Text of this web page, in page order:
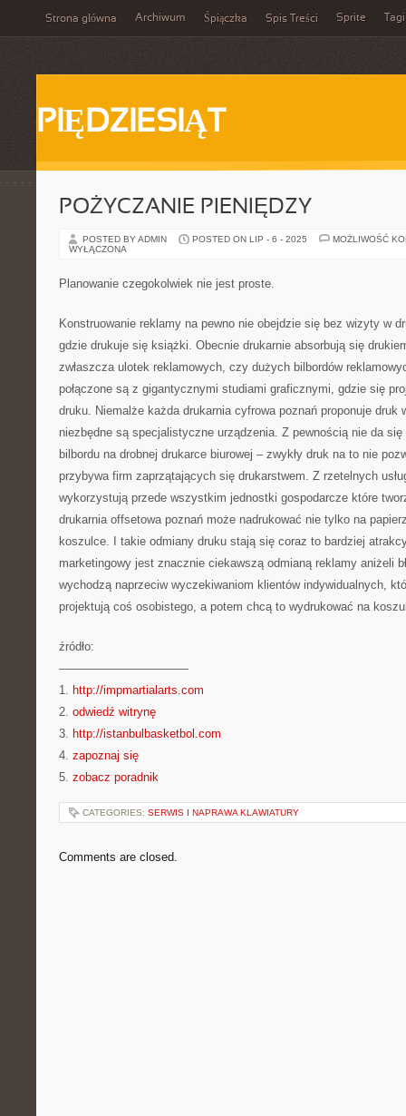
Strona główna Archiwum Śpiączka Spis Treści Sprite Tagi
PIĘDZIESIĄT
POŻYCZANIE PIENIĘDZY
POSTED BY ADMIN POSTED ON LIP - 6 - 2025
MOŻLIWOŚĆ
WYŁĄCZONA
Planowanie czegokolwiek nie jest proste.
Konstruowanie reklamy na pewno nie obejdzie się bez wizyty w
gdzie drukuje się książki. Obecnie drukarnie absorbują się
zwłaszcza ulotek reklamowych, czy dużych bilbordów
połączone są z gigantycznymi studiami graficznymi, gdzie się
druku. Niemalże każda drukarnia cyfrowa poznań proponuje druk
niezbędne są specjalistyczne urządzenia. Z pewnością nie da się
bilbordu na drobnej drukarce biurowej – zwykły druk na to nie
przybywa firm zaprzątających się drukarstwem. Z rzetelnych
wykorzystują przede wszystkim jednostki gospodarcze które
drukarnia offsetowa poznań może nadrukować nie tylko na
koszulce. I takie odmiany druku stają się coraz to bardziej
marketingowy jest znacznie ciekawszą odmianą reklamy aniżeli
wychodzą naprzeciw wyczekiwaniom klientów indywidualnych,
projektują coś osobistego, a potem chcą to wydrukować na
źródło:
———————————
1. http://impmartialarts.com
2. odwiedź witrynę
3. http://istanbulbasketbol.com
4. zapoznaj się
5. zobacz poradnik
CATEGORIES: SERWIS I NAPRAWA KLAWIATURY
Comments are closed.